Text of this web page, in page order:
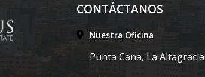
CONTÁCTANOS
Nuestra Oficina
Punta Cana, La Altagracia